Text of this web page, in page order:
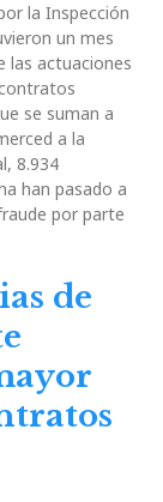
la Inspección
un mes
las actuaciones
se suman a
a la
8.934
han pasado a
por parte
de